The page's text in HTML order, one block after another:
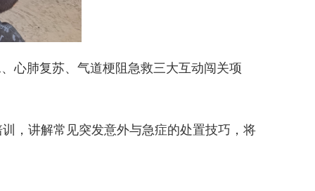
心肺复苏、气道梗阻急救三大互动闯关项
，讲解常见突发意外与急症的处置技巧，将